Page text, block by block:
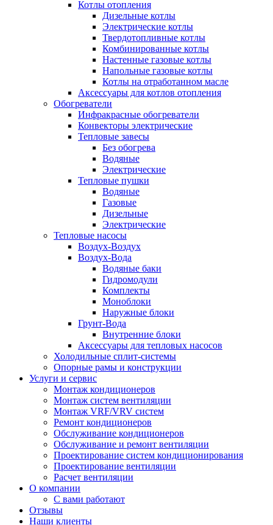
Котлы отопления
Дизельные котлы
Электрические котлы
Твердотопливные котлы
Комбинированные котлы
Настенные газовые котлы
Напольные газовые котлы
Котлы на отработанном масле
Аксессуары для котлов отопления
Обогреватели
Инфракрасные обогреватели
Конвекторы электрические
Тепловые завесы
Без обогрева
Водяные
Электрические
Тепловые пушки
Водяные
Газовые
Дизельные
Электрические
Тепловые насосы
Воздух-Воздух
Воздух-Вода
Водяные баки
Гидромодули
Комплекты
Моноблоки
Наружные блоки
Грунт-Вода
Внутренние блоки
Аксессуары для тепловых насосов
Холодильные сплит-системы
Опорные рамы и конструкции
Услуги и сервис
Монтаж кондиционеров
Монтаж систем вентиляции
Монтаж VRF/VRV систем
Ремонт кондиционеров
Обслуживание кондиционеров
Обслуживание и ремонт вентиляции
Проектирование систем кондиционирования
Проектирование вентиляции
Расчет вентиляции
О компании
С вами работают
Отзывы
Наши клиенты